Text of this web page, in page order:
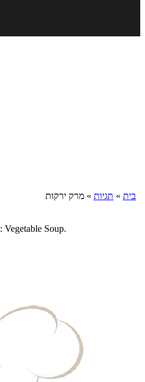
בית » תגיות » מרק ירקות
סה"כ 100 מתכונים, שם באנגלית: Vegetable Soup.